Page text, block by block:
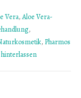
Vera,Aloe Vera-
,
, Pharmos